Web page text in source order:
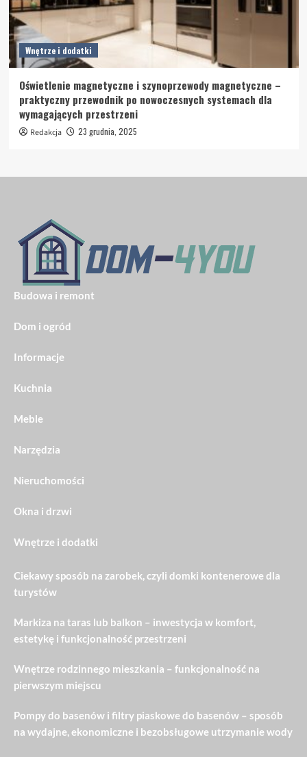
Wnętrze i dodatki
Oświetlenie magnetyczne i szynoprzewody magnetyczne –
praktyczny przewodnik po nowoczesnych systemach dla
wymagających przestrzeni
Redakcja 23 grudnia, 2025
Budowa i remont
Dom i ogród
Informacje
Kuchnia
Meble
Narzędzia
Nieruchomości
Okna i drzwi
Wnętrze i dodatki
Ciekawy sposób na zarobek, czyli domki kontenerowe dla
turystów
Markiza na taras lub balkon – inwestycja w komfort,
estetykę i funkcjonalność przestrzeni
Wnętrze rodzinnego mieszkania – funkcjonalność na
pierwszym miejscu
Pompy do basenów i filtry piaskowe do basenów – sposób
na wydajne, ekonomiczne i bezobsługowe utrzymanie wody